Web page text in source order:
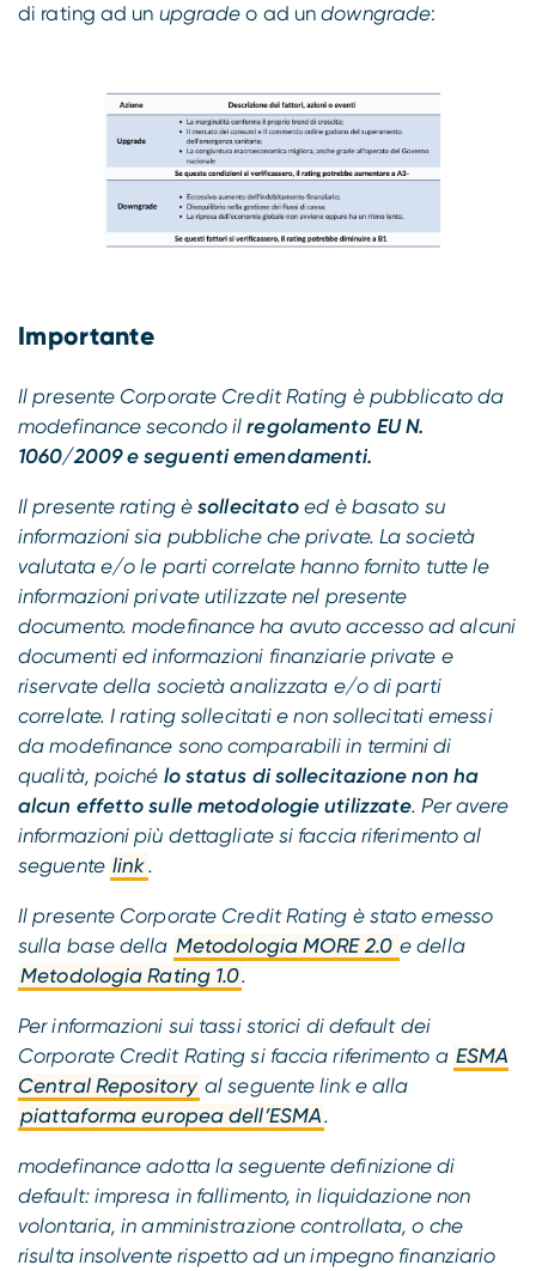
di rating ad un upgrade o ad undowngrade:
Importante
Il presente Corporate Credit Rating è pubblicato da
modefinance secondo ilregolamento EU N.
1060/2009 e seguenti emendamenti.
Il presente rating èsollecitato ed è basato su
informazioni sia pubbliche che private. La società
valutata e/o le parti correlate hanno fornito tutte le
informazioni private utilizzate nel presente
documento. modefinance ha avuto accesso ad alcuni
documenti ed informazioni finanziarie private e
riservate della società analizzata e/o di parti
correlate. I rating sollecitati e non sollecitati emessi
da modefinance sono comparabili in termini di
qualità, poiché lo status di sollecitazione non ha
alcun effetto sulle metodologie utilizzate. Per avere
informazioni più dettagliate si faccia riferimento al
seguente link.
Il presente Corporate Credit Rating è stato emesso
sulla base della Metodologia MORE 2.0 e della
Metodologia Rating 1.0.
Per informazioni sui tassi storici di default dei
Corporate Credit Rating si faccia riferimento a ESMA
Central Repository al seguente link e alla
piattaforma europea dell’ESMA.
modefinance adotta la seguente definizione di
default: impresa in fallimento, in liquidazione non
volontaria, in amministrazione controllata, o che
risulta insolvente rispetto ad un impegno finanziario